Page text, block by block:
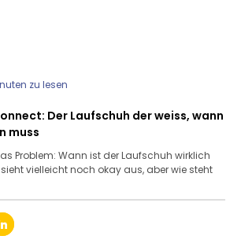
zu lesen
Der Laufschuh der weiss, wann
muss
Problem: Wann ist der Laufschuh wirklich
sieht vielleicht noch okay aus, aber wie steht